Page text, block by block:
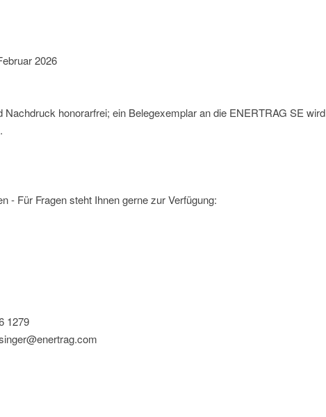
2026
Nachdruck honorarfrei; ein Belegexemplar an die ENERTRAG SE wird
- Für Fragen steht Ihnen gerne zur Verfügung:
1279